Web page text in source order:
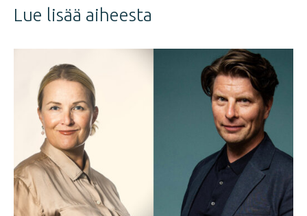
Lue lisää aiheesta